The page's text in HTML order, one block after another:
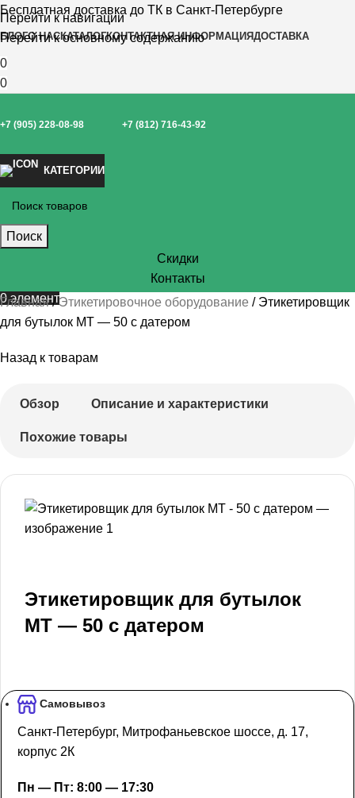
Перейти к навигации
Перейти к основному содержанию
Бесплатная доставка до ТК в Санкт-Петербурге
БЛОГО НАСКАТАЛОГКОНТАКТНАЯ ИНФОРМАЦИЯДОСТАВКА
0
0
+7 (905) 228-08-98 +7 (812) 716-43-92
КАТЕГОРИИ
Поиск
Скидки
Контакты
0элемент
Главная Этикетировочное оборудование
Этикетировщик
для бутылок MT — 50 с датером
Назад к товарам
Обзор Описание и характеристики
Похожие товары
Этикетировщик для бутылок
MT — 50 с датером
Самовывоз
Санкт-Петербург, Митрофаньевское шоссе, д. 17,
корпус 2К
Пн — Пт: 8:00 — 17:30